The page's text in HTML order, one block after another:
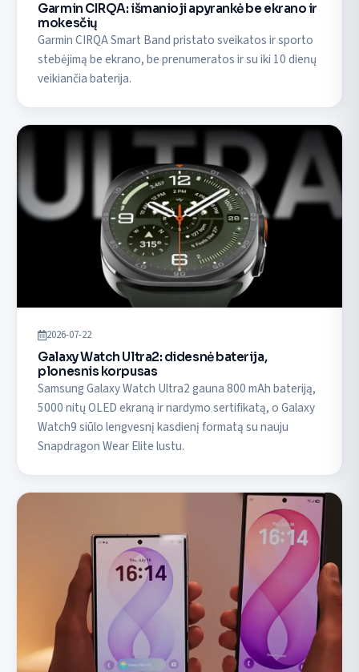
Garmin CIRQA: išmanioji apyrankė be ekrano ir
mokesčių
Garmin CIRQA Smart Band pristato sveikatos ir sporto
stebėjimą be ekrano, be prenumeratos ir su iki 10 dienų
veikiančia baterija.
2026-07-22
Galaxy Watch Ultra2: didesnė baterija,
plonesnis korpusas
Samsung Galaxy Watch Ultra2 gauna 800 mAh bateriją,
5000 nitų OLED ekraną ir nardymo sertifikatą, o Galaxy
Watch9 siūlo lengvesnį kasdienį formatą su nauju
Snapdragon Wear Elite lustu.